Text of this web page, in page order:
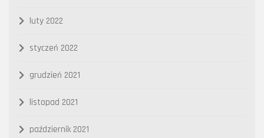
luty 2022
styczeń 2022
grudzień 2021
listopad 2021
październik 2021